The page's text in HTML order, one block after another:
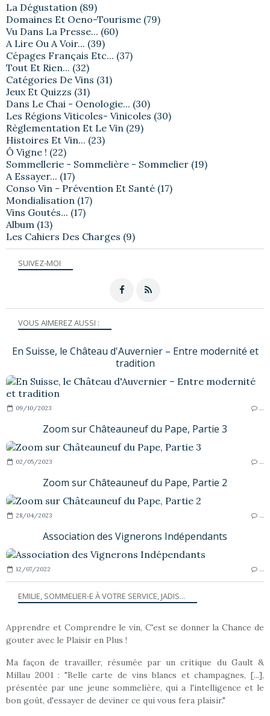
SUIVEZ-MOI
VOUS AIMEREZ AUSSI :
En Suisse, le Château d'Auvernier – Entre modernité et
tradition
09/10/2023
Zoom sur Châteauneuf du Pape, Partie 3
02/05/2023
Zoom sur Châteauneuf du Pape, Partie 2
28/04/2023
Association des Vignerons Indépendants
12/07/2022
La Dégustation (89)
Domaines Et Oeno-Tourisme (79)
Vu Dans La Presse... (60)
A Lire Ou A Voir... (39)
Cépages Français Etc... (37)
Tout Et Rien... (32)
Catégories De Vins (31)
Jeux Et Quizzs (31)
Dans Le Chai - Oenologie... (30)
Les Régions Viticoles- Vinicoles (30)
Règlementation Et Le Vin (29)
Histoires Et Vin... (23)
Ô Vigne ! (22)
Sommellerie - Sommelière - Sommelier (19)
A Essayer... (17)
Conso Vin - Prévention Et Santé (17)
Mondialisation (17)
Vins Goutés... (17)
Album (13)
Les Cahiers Des Charges (9)
EMILIE, SOMMELIER-E À VOTRE SERVICE, JADIS...
Apprendre et Comprendre le vin, C'est se donner la Chance de
gouter avec le Plaisir en Plus !
Ma façon de travailler, résumée par un critique du Gault &
Millau 2001 : "Belle carte de vins blancs et champagnes, [...],
présentée par une jeune sommelière, qui a l'intelligence et le
bon goût, d'essayer de deviner ce qui vous fera plaisir."